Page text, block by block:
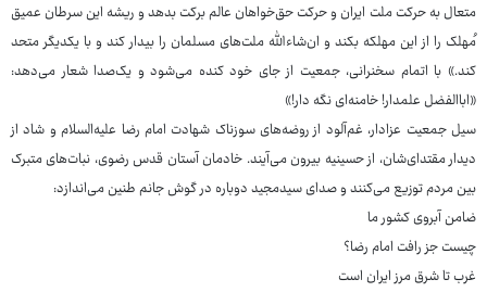
متعال به حرکت ملت ایران و حرکت حق‌خواهان عالم برکت بدهد و ریشه این سرطان عمیق
مُهلک را از این مهلکه بکند و ان‌شاءالله ملت‌های مسلمان را بیدار کند و با یکدیگر متحد
کند.» با اتمام سخنرانی، جمعیت از جای خود کنده می‌شود و یک‌صدا شعار می‌دهد:
«اباالفضل علمدار! خامنه‌ای نگه دار!»
سیل جمعیت عزادار، غم‌آلود از روضه‌های سوزناک شهادت امام رضا علیه‌السلام و شاد از
دیدار مقتدای‌شان، از حسینیه بیرون می‌آیند. خادمان آستان قدس رضوی، نبات‌های متبرک
بین مردم توزیع می‌کنند و صدای سیدمجید دوباره در گوش جانم طنین می‌اندازد:
ضامن آبروی کشور ما
چیست جز رافت امام رضا؟
غرب تا شرق مرز ایران است